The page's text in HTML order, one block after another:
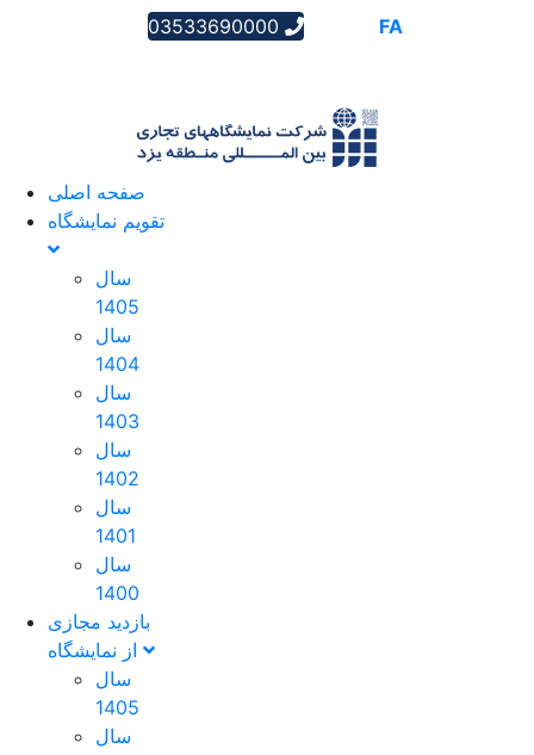
03533690000 FA
صفحه اصلی
تقویم نمایشگاه
سال
1405
سال
1404
سال
1403
سال
1402
سال
1401
سال
1400
بازدید مجازی
سال
1405
سال